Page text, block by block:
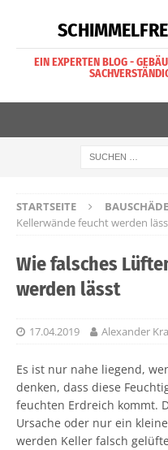
EIN EXPERTEN BLOG -
STARTSEITE
Kellerwände feucht werden
Wie falsches
werden lässt
17.04.2019 Alexander
Es ist nur nahe liegend,
denken, dass diese
feuchten Erdreich kommt.
Ursache oder nur ein
werden Keller falsch